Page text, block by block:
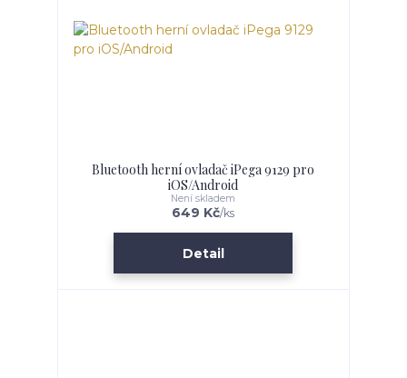
Bluetooth herní ovladač iPega 9129 pro
iOS/Android
649 Kč/ks
Není skladem
Detail